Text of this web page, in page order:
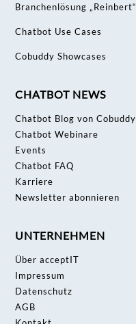
Branchenlösung „Reinbert“
Chatbot Use Cases
Cobuddy Showcases
CHATBOT NEWS
Chatbot Blog von Cobuddy
Chatbot Webinare
Events
Chatbot FAQ
Karriere
Newsletter abonnieren
UNTERNEHMEN
Über acceptIT
Impressum
Datenschutz
AGB